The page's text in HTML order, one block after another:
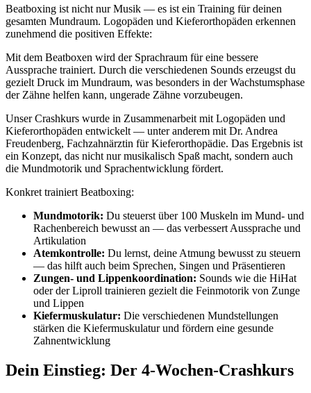
Beatboxing ist nicht nur Musik — es ist ein Training für deinen
gesamten Mundraum. Logopäden und Kieferorthopäden erkennen
zunehmend die positiven Effekte:
Mit dem Beatboxen wird der Sprachraum für eine bessere
Aussprache trainiert. Durch die verschiedenen Sounds erzeugst du
gezielt Druck im Mundraum, was besonders in der Wachstumsphase
der Zähne helfen kann, ungerade Zähne vorzubeugen.
Unser Crashkurs wurde in Zusammenarbeit mit Logopäden und
Kieferorthopäden entwickelt — unter anderem mit Dr. Andrea
Freudenberg, Fachzahnärztin für Kieferorthopädie. Das Ergebnis ist
ein Konzept, das nicht nur musikalisch Spaß macht, sondern auch
die Mundmotorik und Sprachentwicklung fördert.
Konkret trainiert Beatboxing:
Mundmotorik: Du steuerst über 100 Muskeln im Mund- und
Rachenbereich bewusst an — das verbessert Aussprache und
Artikulation
Atemkontrolle: Du lernst, deine Atmung bewusst zu steuern
— das hilft auch beim Sprechen, Singen und Präsentieren
Zungen- und Lippenkoordination: Sounds wie die HiHat
oder der Liproll trainieren gezielt die Feinmotorik von Zunge
und Lippen
Kiefermuskulatur: Die verschiedenen Mundstellungen
stärken die Kiefermuskulatur und fördern eine gesunde
Zahnentwicklung
Dein Einstieg: Der 4-Wochen-Crashkurs